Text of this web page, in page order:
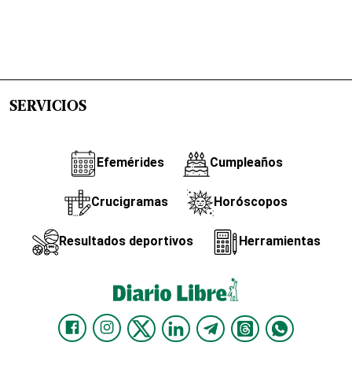
SERVICIOS
Efemérides Cumpleaños
Crucigramas Horóscopos
Resultados deportivos Herramientas